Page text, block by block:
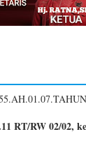
RT/RW 02/02,